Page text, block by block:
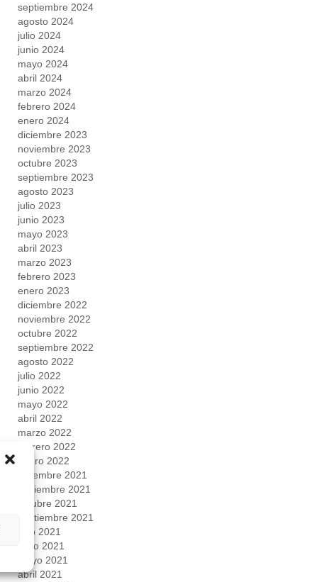
septiembre 2024
agosto 2024
julio 2024
junio 2024
mayo 2024
abril 2024
marzo 2024
febrero 2024
enero 2024
diciembre 2023
noviembre 2023
octubre 2023
septiembre 2023
agosto 2023
julio 2023
junio 2023
mayo 2023
abril 2023
marzo 2023
febrero 2023
enero 2023
diciembre 2022
noviembre 2022
octubre 2022
septiembre 2022
agosto 2022
julio 2022
junio 2022
mayo 2022
abril 2022
marzo 2022
febrero 2022
enero 2022
diciembre 2021
noviembre 2021
octubre 2021
septiembre 2021
julio 2021
junio 2021
mayo 2021
abril 2021